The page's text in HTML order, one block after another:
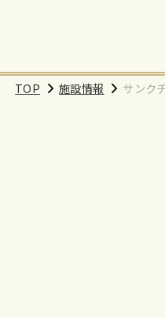
TOP 施設情報
サンク